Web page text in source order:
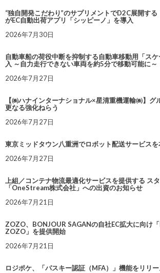
“独自開発こだわり”のサプリメントでD2C展開する
がEC自動出荷アプリ「シッピーノ」を導入
2026年7月30日
自動車船の荷役中断を抑制する自動車移動用「ス
入 ～自力走行できない車両を約5分で移動可能に～
2026年7月27日
【㈱ハナインターナショナル×星清重機運輸㈱】グ
更なる強化ねらう
2026年7月27日
東京ミッドタウン八重洲でロボット配送サービス
2026年7月27日
上組／コンテナ物流最適化サービスを提供する ス
「OneStream株式会社」への出資のお知らせ
2026年7月21日
ZOZO、BONJOUR SAGANの自社EC拡大に向け
ZOZO」を提供開始
2026年7月21日
ロジポケ、「パスキー認証（MFA）」機能をリリー